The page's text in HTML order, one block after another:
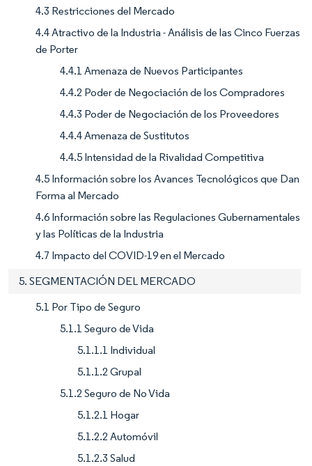
4.3 Restricciones del Mercado
4.4 Atractivo de la Industria - Análisis de las Cinco Fuerzas
de Porter
4.4.1 Amenaza de Nuevos Participantes
4.4.2 Poder de Negociación de los Compradores
4.4.3 Poder de Negociación de los Proveedores
4.4.4 Amenaza de Sustitutos
4.4.5 Intensidad de la Rivalidad Competitiva
4.5 Información sobre los Avances Tecnológicos que Dan
Forma al Mercado
4.6 Información sobre las Regulaciones Gubernamentales
y las Políticas de la Industria
4.7 Impacto del COVID-19 en el Mercado
5. SEGMENTACIÓN DEL MERCADO
5.1 Por Tipo de Seguro
5.1.1 Seguro de Vida
5.1.1.1 Individual
5.1.1.2 Grupal
5.1.2 Seguro de No Vida
5.1.2.1 Hogar
5.1.2.2 Automóvil
5.1.2.3 Salud